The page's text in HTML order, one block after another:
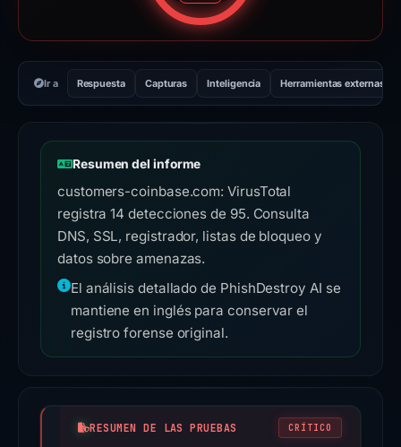
Ir a Respuesta Capturas Inteligencia Herramientas externas
Resumen del informe
customers-coinbase.com: VirusTotal
registra 14 detecciones de 95. Consulta
DNS, SSL, registrador, listas de bloqueo y
datos sobre amenazas.
El análisis detallado de PhishDestroy AI se
mantiene en inglés para conservar el
registro forense original.
RESUMEN DE LAS PRUEBAS CRÍTICO